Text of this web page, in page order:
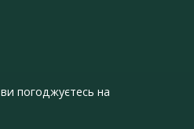
погоджуєтесь на